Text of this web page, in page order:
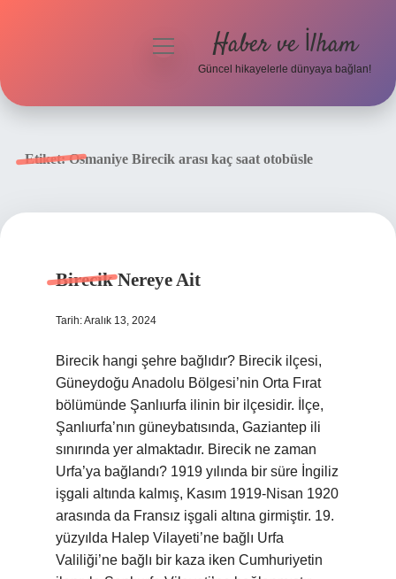
menüyü
Haber ve İlham
Güncel hikayelerle dünyaya bağlan!
Etiket:Osmaniye Birecik arası kaç saat otobüsle
Birecik Nereye Ait
Tarih: Aralık 13, 2024
Birecik hangi şehre bağlıdır? Birecik ilçesi,
Güneydoğu Anadolu Bölgesi’nin Orta Fırat
bölümünde Şanlıurfa ilinin bir ilçesidir. İlçe,
Şanlıurfa’nın güneybatısında, Gaziantep ili
sınırında yer almaktadır. Birecik ne zaman
Urfa’ya bağlandı? 1919 yılında bir süre İngiliz
işgali altında kalmış, Kasım 1919-Nisan 1920
arasında da Fransız işgali altına girmiştir. 19.
yüzyılda Halep Vilayeti’ne bağlı Urfa
Valiliği’ne bağlı bir kaza iken Cumhuriyetin